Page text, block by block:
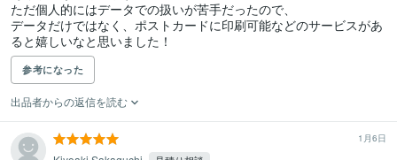
ただ個人的にはデータでの扱いが苦手だったので、
データだけではなく、ポストカードに印刷可能などのサービスがあ
ると嬉しいなと思いました！
参考になった
出品者からの返信を読む
1月6日